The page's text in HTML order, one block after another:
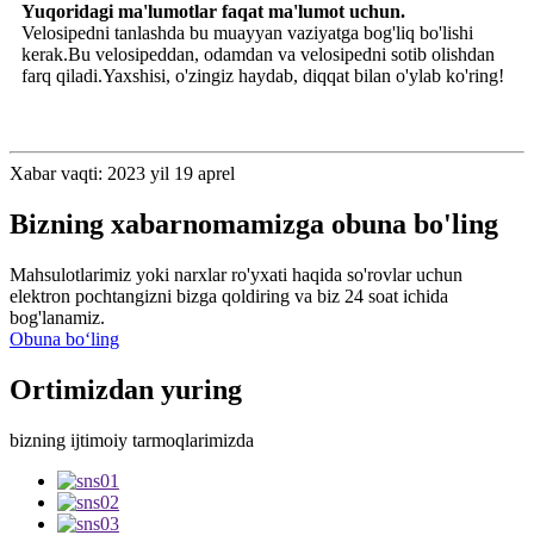
Yuqoridagi ma'lumotlar faqat ma'lumot uchun.
Velosipedni tanlashda bu muayyan vaziyatga bog'liq bo'lishi
kerak.Bu velosipeddan, odamdan va velosipedni sotib olishdan
farq qiladi.Yaxshisi, o'zingiz haydab, diqqat bilan o'ylab ko'ring!
Xabar vaqti: 2023 yil 19 aprel
Bizning xabarnomamizga obuna bo'ling
Mahsulotlarimiz yoki narxlar ro'yxati haqida so'rovlar uchun
elektron pochtangizni bizga qoldiring va biz 24 soat ichida
bog'lanamiz.
Obuna boʻling
Ortimizdan yuring
bizning ijtimoiy tarmoqlarimizda